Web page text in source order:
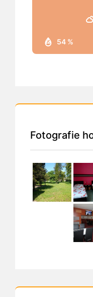
54 %
Fotografie